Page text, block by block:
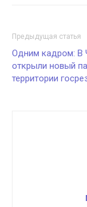
Предыдущая статья
Одним кадром: В
открыли новый
территории